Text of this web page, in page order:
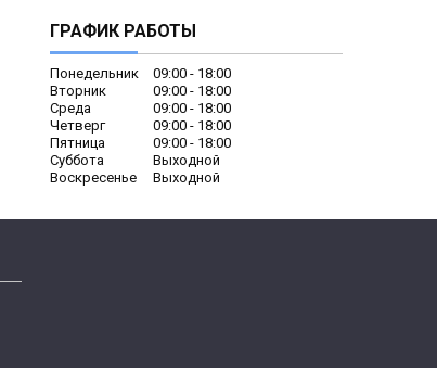
ГРАФИК РАБОТЫ
Понедельник 09:00
18:00
Вторник
09:00
18:00
Среда
09:00
18:00
Четверг
09:00
18:00
Пятница
09:00
18:00
Суббота
Выходной
Воскресенье
Выходной